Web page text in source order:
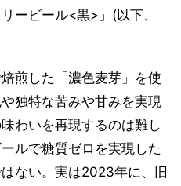
ービール<黒>」(以下、
煎した「濃色麦芽」を使
独特な苦みや甘みを実現
わいを再現するのは難し
ルで糖質ゼロを実現した
ない。実は2023年に、旧